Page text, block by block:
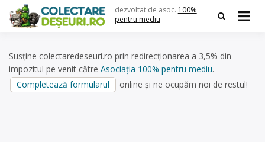
content
dezvoltat de asoc. 100%
pentru mediu
Susține colectaredeseuri.ro prin redirecționarea a 3,5% din
impozitul pe venit către Asociația 100% pentru mediu.
Completează formularul
online și ne ocupăm noi de restul!